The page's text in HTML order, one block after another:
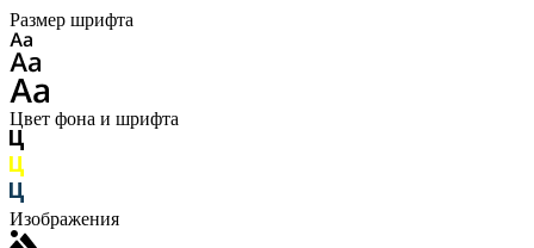
Размер шрифта
Цвет фона и шрифта
Изображения